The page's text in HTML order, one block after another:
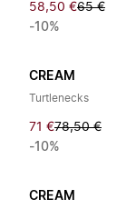
58,50 €65 €
-10%
CREAM
Turtlenecks
71 €78,50 €
-10%
CREAM